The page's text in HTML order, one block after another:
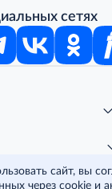
сетях
клиентом METRO
карты.
карту для
Условия
сайт, вы
через cookie и